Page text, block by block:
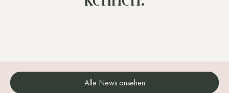
Alle News ansehen